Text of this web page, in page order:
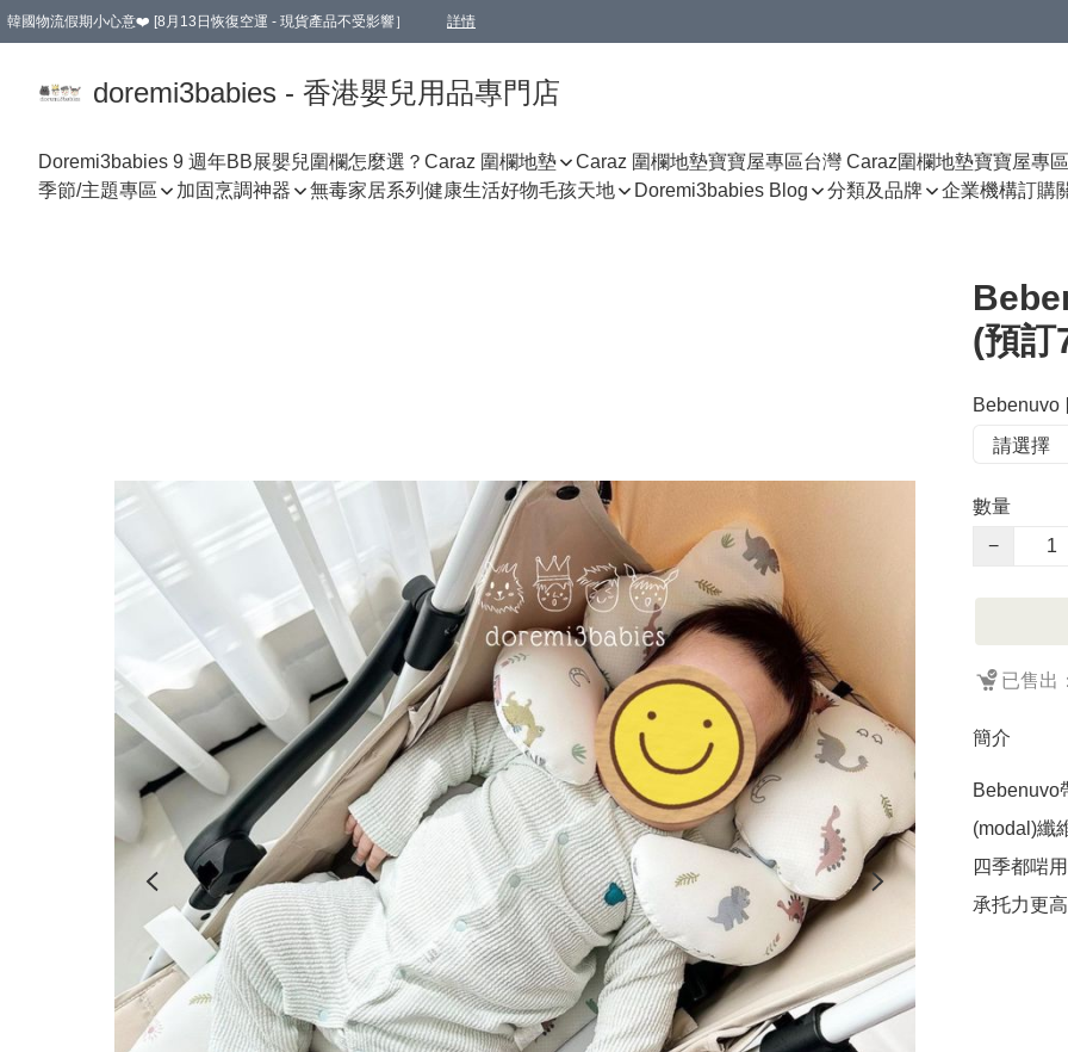
韓國物流假期小心意❤️ [8月13日恢復空運 - 現貨產品不受影響］ 詳情
doremi3babies - 香港嬰兒用品專門店
Doremi3babies 9 週年BB展嬰兒圍欄怎麼選？ Caraz 圍欄地墊 Caraz 圍欄地墊寶寶屋專區台灣 Caraz圍欄地墊寶寶屋專區
季節/主題專區
加固烹調神器 無毒家居系列 健康生活好物毛孩天地 Doremi3babies Blog 分類及品牌 企業機構訂購
(預訂
Bebenuvo
數量
−
已售出
簡介
Bebenuvo
(modal)纖
四季都啱
承托力更高